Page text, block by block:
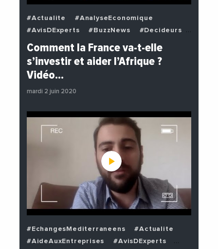
#Actualite
#AnalyseEconomique
#AvisDExperts
#BuzzNews
#Decideurs
#EchangesMediterraneens
#Economie
#PhotosEtVideos
#Politique
Comment la France va-t-elle
s’investir et aider l’Afrique ?
Vidéo…
mardi 2 juin 2020
#EchangesMediterraneens
#Actualite
#AideAuxEntreprises
#AvisDExperts